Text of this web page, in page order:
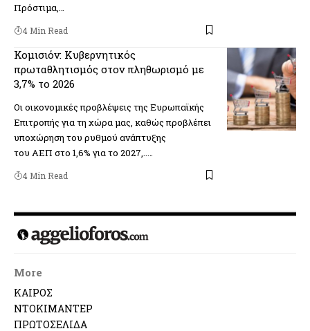
Πρόστιμα,…
4 Min Read
Κομισιόν: Κυβερνητικός
πρωταθλητισμός στον πληθωρισμό με
3,7% το 2026
Οι οικονομικές προβλέψεις της Ευρωπαϊκής
Επιτροπής για τη χώρα μας, καθώς προβλέπει
υποχώρηση του ρυθμού ανάπτυξης
του ΑΕΠ στο 1,6% για το 2027,..…
4 Min Read
More
ΚΑΙΡΟΣ
ΝΤΟΚΙΜΑΝΤΕΡ
ΠΡΩΤΟΣΕΛΙΔΑ